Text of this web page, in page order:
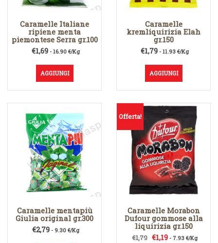
Caramelle Italiane
ripiene menta
piemontese Serra gr.100
€1,69 - 16.90 €/Kg
AGGIUNGI
Caramelle
kremliquirizia Elah
gr.150
€1,79 - 11.93 €/Kg
AGGIUNGI
Caramelle mentapiù
Giulia original gr.300
€2,79 - 9.30 €/Kg
Offerta!
Caramelle Morabon
Dufour gommose alla
liquirizia gr.150
€1,79 Il
€1,19Il- 7.93 €/Kg